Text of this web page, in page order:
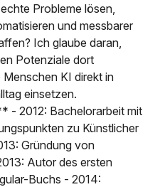
Probleme lösen,
und messbarer
Ich glaube daran,
Potenziale dort
KI direkt in
einsetzen.
- 2012: Bachelorarbeit mit
zu Künstlicher
Gründung von
Autor des ersten
Buchs - 2014: